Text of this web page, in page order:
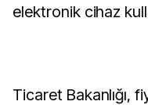
elektronik cihaz
Ticaret Bakanlığı,